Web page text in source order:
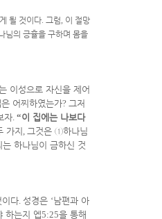
될 것이다. 그럼, 이 절망
님의 긍휼을 구하며 몸을
이성으로 자신을 제어
어찌하였는가? 그저
자. “이 집에는 나보다
가지 , 그것은 ①하나님
는 하나님이 금하신 것
다. 성경은 ‘남편과 아
하는지 엡5:25을 통해